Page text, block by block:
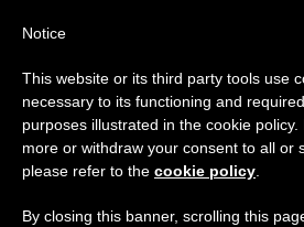
Alumnos de
Vaticano II: Fidelidad
Aviso importante
Del 27 de julio al 7 de agosto
anual, aprovechando que en el
se generan menos
Notice
This website or its third party tools use
necessary to its functioning and
purposes illustrated in the cookie
more or withdraw your consent to all or
please refer to the cookie policy
By closing this banner, scrolling this